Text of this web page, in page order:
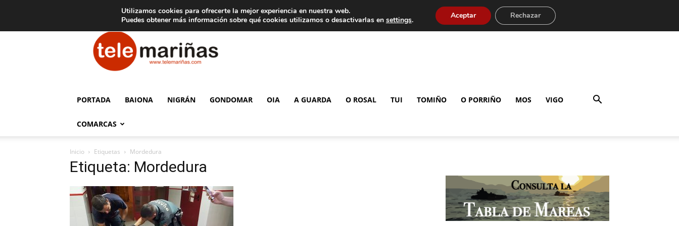
Aviso legal Tarifas de publicidad
Telemariñas
PORTADA BAIONA NIGRÁN GONDOMAR OIA A GUARDA O ROSAL TUI TOMIÑO O PORRIÑO MOS VIGO
COMARCAS
Inicio Etiquetas Mordedura
Etiqueta: Mordedura
Utilizamos cookies para ofrecerte la mejor experiencia en nuestra web.
Puedes obtener más información sobre qué cookies utilizamos o desactivarlas en settings. Aceptar Rechazar